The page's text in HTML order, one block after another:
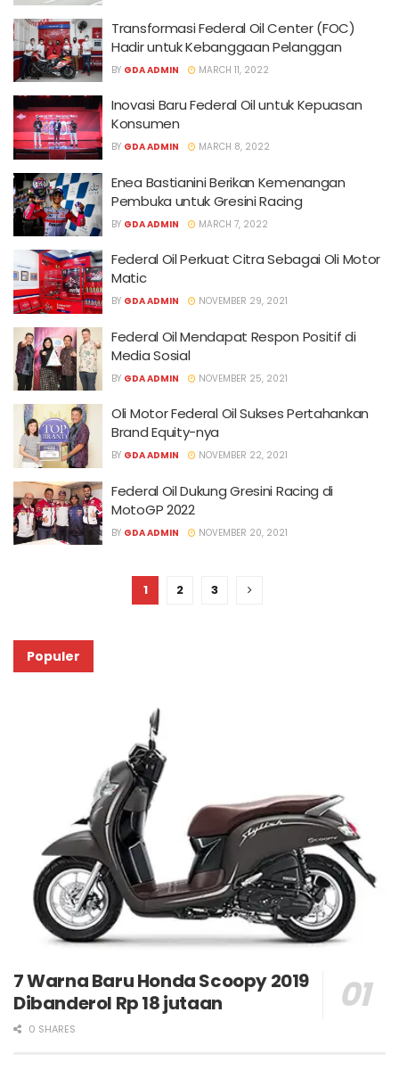
Transformasi Federal Oil Center (FOC)
Hadir untuk Kebanggaan Pelanggan
BY GDA ADMIN MARCH 11, 2022
Inovasi Baru Federal Oil untuk Kepuasan
Konsumen
BY GDA ADMIN MARCH 8, 2022
Enea Bastianini Berikan Kemenangan
Pembuka untuk Gresini Racing
BY GDA ADMIN MARCH 7, 2022
Federal Oil Perkuat Citra Sebagai Oli Motor
Matic
BY GDA ADMIN NOVEMBER 29, 2021
Federal Oil Mendapat Respon Positif di
Media Sosial
BY GDA ADMIN NOVEMBER 25, 2021
Oli Motor Federal Oil Sukses Pertahankan
Brand Equity-nya
BY GDA ADMIN NOVEMBER 22, 2021
Federal Oil Dukung Gresini Racing di
MotoGP 2022
BY GDA ADMIN NOVEMBER 20, 2021
1 2 3
Populer
7 Warna Baru Honda Scoopy 2019
Dibanderol Rp 18 jutaan
0 SHARES